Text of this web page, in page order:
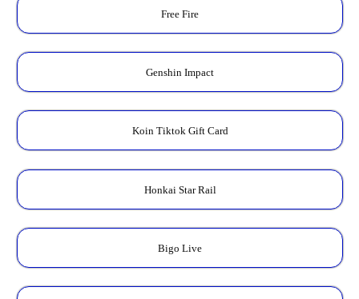
Free Fire
Genshin Impact
Koin Tiktok Gift Card
Honkai Star Rail
Bigo Live